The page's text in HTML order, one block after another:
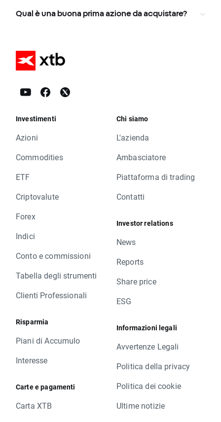
Qual è una buona prima azione da acquistare?
Investimenti
Azioni
Commodities
ETF
Criptovalute
Forex
Indici
Conto e commissioni
Tabella degli strumenti
Clienti Professionali
Risparmia
Piani di Accumulo
Interesse
Carte e pagamenti
Carta XTB
Chi siamo
L'azienda
Ambasciatore
Piattaforma di trading
Contatti
Investor relations
News
Reports
Share price
ESG
Informazioni legali
Avvertenze Legali
Politica della privacy
Politica dei cookie
Ultime notizie